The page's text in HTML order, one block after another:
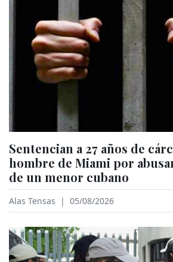
Sentencian a 27 años de
hombre de Miami por
de un menor cubano
Alas Tensas | 05/08/2026